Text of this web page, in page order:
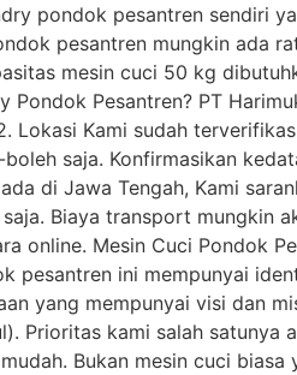
pondok pesantren sendiri
pesantren mungkin ada
mesin cuci 50 kg
Pondok Pesantren? PT
Lokasi Kami sudah
saja. Konfirmasikan
di Jawa Tengah, Kami
Biaya transport mungkin
online. Mesin Cuci Pondok
pesantren ini mempunyai
yang mempunyai visi dan
Prioritas kami salah
Bukan mesin cuci